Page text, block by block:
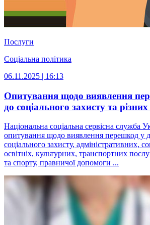
Послуги
Соціальна політика
06.11.2025 | 16:13
Опитування щодо виявлення
до соціального захисту та
Національна соціальна сервісна служба
опитування щодо виявлення перешкод у
соціального захисту, адміністративних,
освітніх, культурних, транспортних
та спорту, правничої допомоги ...